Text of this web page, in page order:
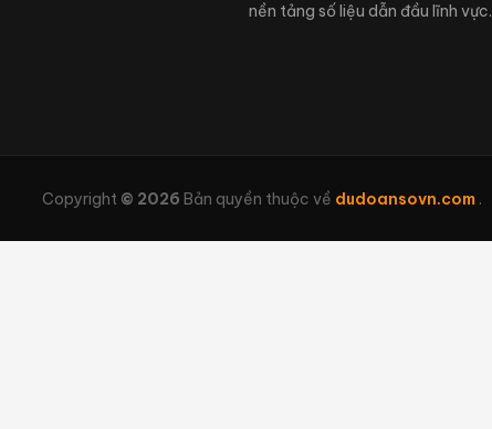
nền tảng số liệu dẫn đầu lĩnh vực.
Copyright © 2026 Bản quyền thuộc về dudoansovn.com .